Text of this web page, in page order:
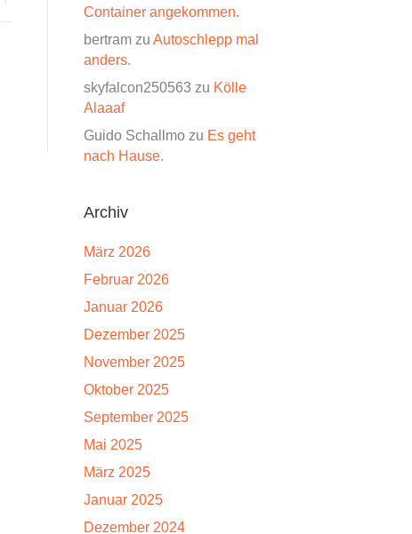
Container angekommen.
bertramzu Autoschlepp mal
anders.
skyfalcon250563 zu Kölle
Alaaaf
Guido Schallmozu Es geht
nach Hause.
Archiv
März 2026
Februar 2026
Januar 2026
Dezember 2025
November 2025
Oktober 2025
September 2025
Mai 2025
März 2025
Januar 2025
Dezember 2024